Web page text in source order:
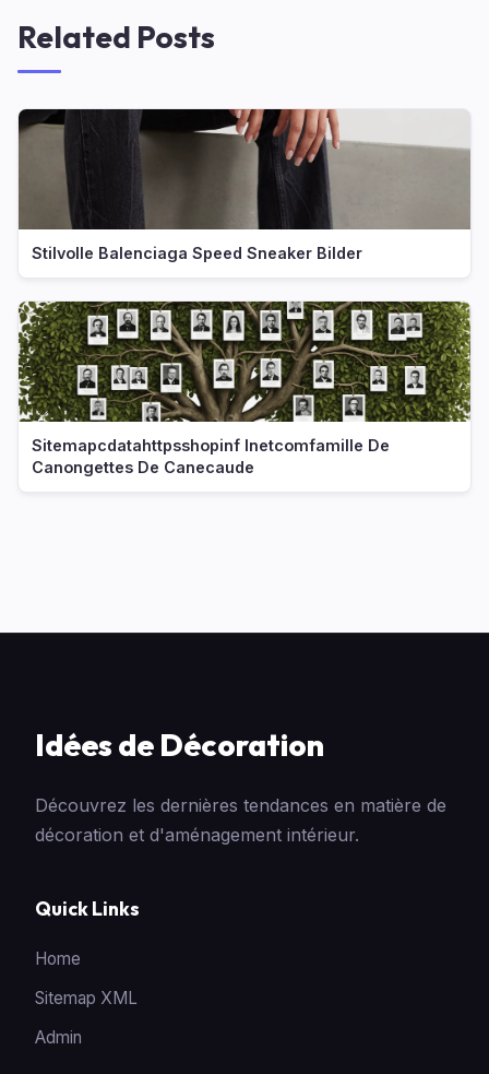
Related Posts
Stilvolle Balenciaga Speed Sneaker Bilder
Sitemapcdatahttpsshopinf Inetcomfamille De
Canongettes De Canecaude
Idées de Décoration
Découvrez les dernières tendances en matière de
décoration et d'aménagement intérieur.
Quick Links
Home
Sitemap XML
Admin